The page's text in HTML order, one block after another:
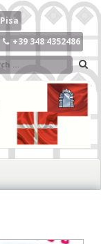
+39 348 4352486